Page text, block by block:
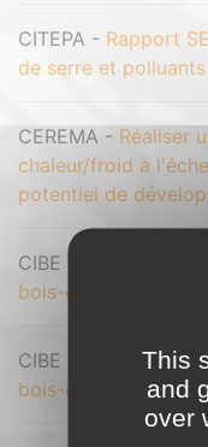
CITEPA - Rapport
de serre et
CEREMA - Réaliser
chaleur/froid à
potentiel de
CIBE -
bois-énergie (2018-
CIBE -
bois-énergie (2025-
This
and
over